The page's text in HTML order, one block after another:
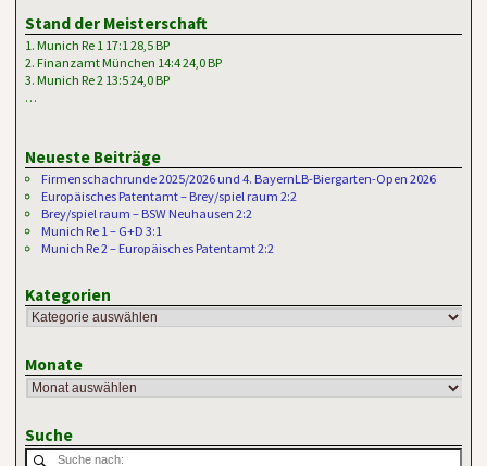
Stand der Meisterschaft
1. Munich Re 1 17:1 28,5 BP
2. Finanzamt München 14:4 24,0 BP
3. Munich Re 2 13:5 24,0 BP
…
Neueste Beiträge
Firmenschachrunde 2025/2026 und 4. BayernLB-Biergarten-Open 2026
Europäisches Patentamt – Brey/spiel raum 2:2
Brey/spiel raum – BSW Neuhausen 2:2
Munich Re 1 – G+D 3:1
Munich Re 2 – Europäisches Patentamt 2:2
Kategorien
Monate
Suche